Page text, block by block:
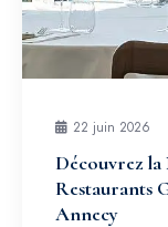
22 juin 2026
Découvrez la
Restaurants
Annecy